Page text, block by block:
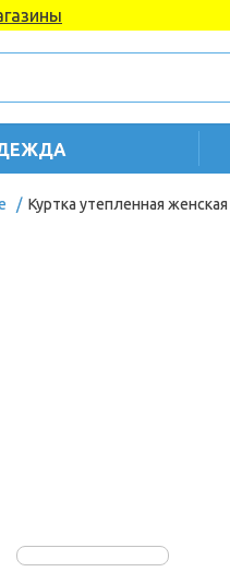
/ Куртка утепленная